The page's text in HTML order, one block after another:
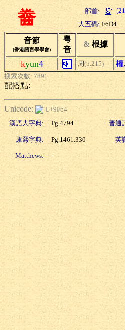
齤 部首:
大五碼: F6D4
音節
(香港語言學學會)
粵
音
& 根據
kyun4 周(p.215) 權
搜索次數: 7891
配搭點:
Unicode:
U+9F64
漢語大字典:
Pg.4794 普通
康熙字典: Pg.1461.330 英
Matthews: -